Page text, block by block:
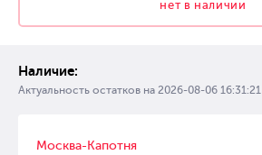
нет в наличии
Наличие:
Актуальность остатков на 2026-08-06 16:31:21
Москва-Капотня